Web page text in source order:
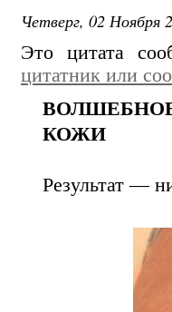
Четверг, 02 Ноября
Это цитата
цитатник или
КОЖИ
Результат —